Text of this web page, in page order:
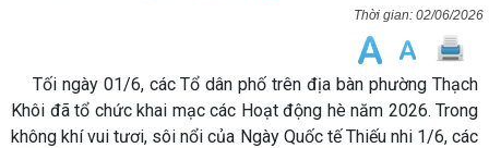
02/06/2026
Tối ngày 01/6, các Tổ dân phố trên địa bàn phường Thạch
Khôi đã tổ chức khai mạc các Hoạt động hè năm 2026. Trong
không khí vui tươi, sôi nổi của Ngày Quốc tế Thiếu nhi 1/6, các